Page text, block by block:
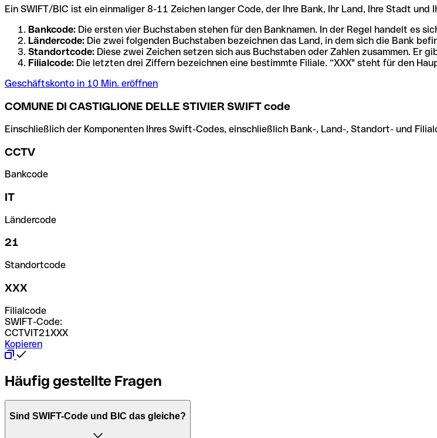
Ein SWIFT/BIC ist ein einmaliger 8-11 Zeichen langer Code, der Ihre Bank, Ihr Land, Ihre Stadt und
Bankcode: Die ersten vier Buchstaben stehen für den Banknamen. In der Regel handelt es
Ländercode: Die zwei folgenden Buchstaben bezeichnen das Land, in dem sich die Bank
Standortcode: Diese zwei Zeichen setzen sich aus Buchstaben oder Zahlen zusammen. Er
Filialcode: Die letzten drei Ziffern bezeichnen eine bestimmte Filiale. “XXX" steht für den
Geschäftskonto in 10 Min. eröffnen
COMUNE DI CASTIGLIONE DELLE STIVIER SWIFT code
Einschließlich der Komponenten Ihres Swift-Codes, einschließlich Bank-, Land-, Standort- und
CCTV
Bankcode
IT
Ländercode
21
Standortcode
XXX
Filialcode
SWIFT-Code:
CCTVIT21XXX
Kopieren
Häufig gestellte Fragen
Sind SWIFT-Code und BIC das gleiche?